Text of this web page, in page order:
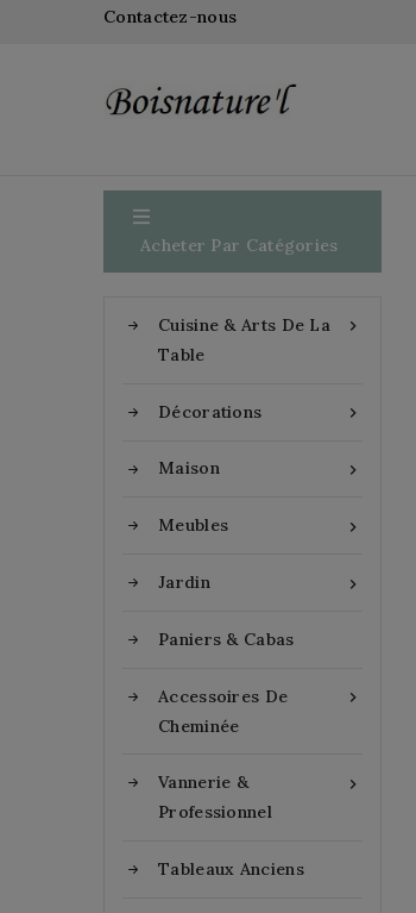
Contactez-nous

Acheter Par Catégories

Cuisine & Arts De La
Table

Décorations

Maison

Meubles

Jardin
Paniers & Cabas

Accessoires De
Cheminée

Vannerie &
Professionnel
Tableaux Anciens